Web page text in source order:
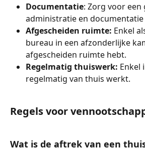
Documentatie: Zorg voor
administratie en documentatie
Afgescheiden ruimte: Enkel
bureau in een afzonderlijke
afgescheiden ruimte hebt.
Regelmatig thuiswerk: Enkel
regelmatig van thuis werkt.
Regels voor
Wat is de aftrek van een